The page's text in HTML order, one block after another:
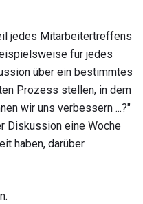
jedes Mitarbeitertreffens
für jedes
über ein bestimmtes
Prozess stellen, in dem
wir uns verbessern ...?"
Diskussion eine Woche
haben, darüber